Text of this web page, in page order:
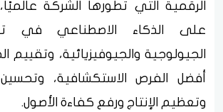
الرقمية التي تطورها الشركة
على الذكاء الاصطناعي في
الجيولوجية والجيوفيزيائية، وتقييم
أفضل الفرص الاستكشافية، وتحسين
وتعظيم الإنتاج ورفع كفاءة الأصول.